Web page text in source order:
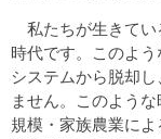
私たちが生きてい
時代です。このよ
システムから脱却
ません。このよう
規模・家族農業に